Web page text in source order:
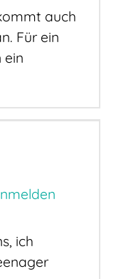
auch
Für ein
ein
ich